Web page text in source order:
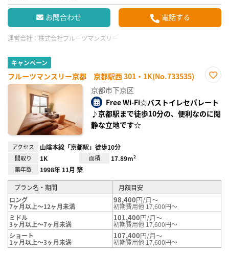
お問合わせ 電話する
運営会社： 株式会社フルーツマンスリー
キャンペーン
フルーツマンスリー京都 京都駅西 301・1K(No.733535)
り登
京都市下京区
Free Wi-Fi☆バストイレセパレート
♪京都駅まで徒歩10分の、便利なのに閑
静な立地です☆
アクセス 山陰本線「京都駅」徒歩10分
間取り 1K 面積 17.89m²
築年数 1998年 11月 築
プラン名・期間
月額目安
ロング
7ヶ月以上～12ヶ月未満
98,400円/月～
初期費用他 17,600円～
ミドル
3ヶ月以上～7ヶ月未満
101,400円/月～
初期費用他 17,600円～
ショート
1ヶ月以上～3ヶ月未満
107,400円/月～
初期費用他 17,600円～